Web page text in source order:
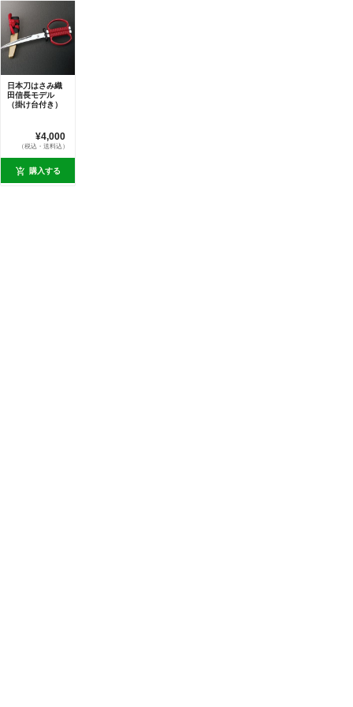
日本刀はさみ織
田信長モデル
（掛け台付き）
¥4,000
（税込・送料込）
購入する